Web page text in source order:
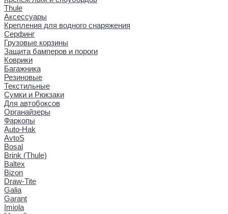
Thule
Аксессуары
Крепления для водного снаряжения
Серфинг
Грузовые корзины
Защита бамперов и пороги
Коврики
Багажника
Резиновые
Текстильные
Сумки и Рюкзаки
Для автобоксов
Органайзеры
Фаркопы
Auto-Hak
AvtoS
Bosal
Brink (Thule)
Baltex
Bizon
Draw-Tite
Galia
Garant
Imiola